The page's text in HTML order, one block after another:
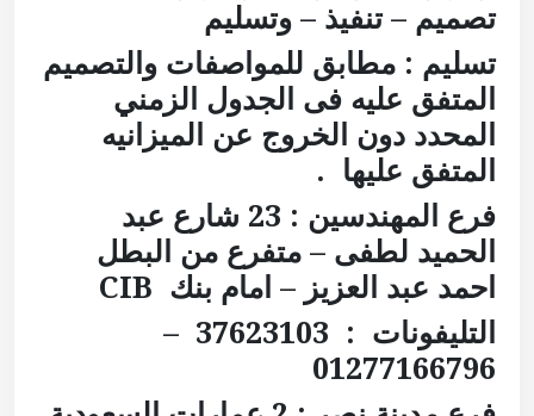
تصميم – تنفيذ – وتسليم
تسليم : مطابق للمواصفات والتصميم
المتفق عليه فى الجدول الزمني
المحدد دون الخروج عن الميزانيه
المتفق عليها .
فرع المهندسين : 23 شارع عبد
الحميد لطفى – متفرع من البطل
احمد عبد العزيز – امام بنك CIB
التليفونات : 37623103 –
01277166796